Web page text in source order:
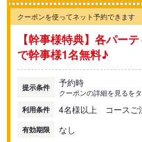
クーポンを使ってネット予約できます
【幹事様特典】各パー
で幹事様1名無料♪
提示条件 予約時
クーポンの詳細を見るを
利用条件
4名様以上 コースご
有効期限 なし